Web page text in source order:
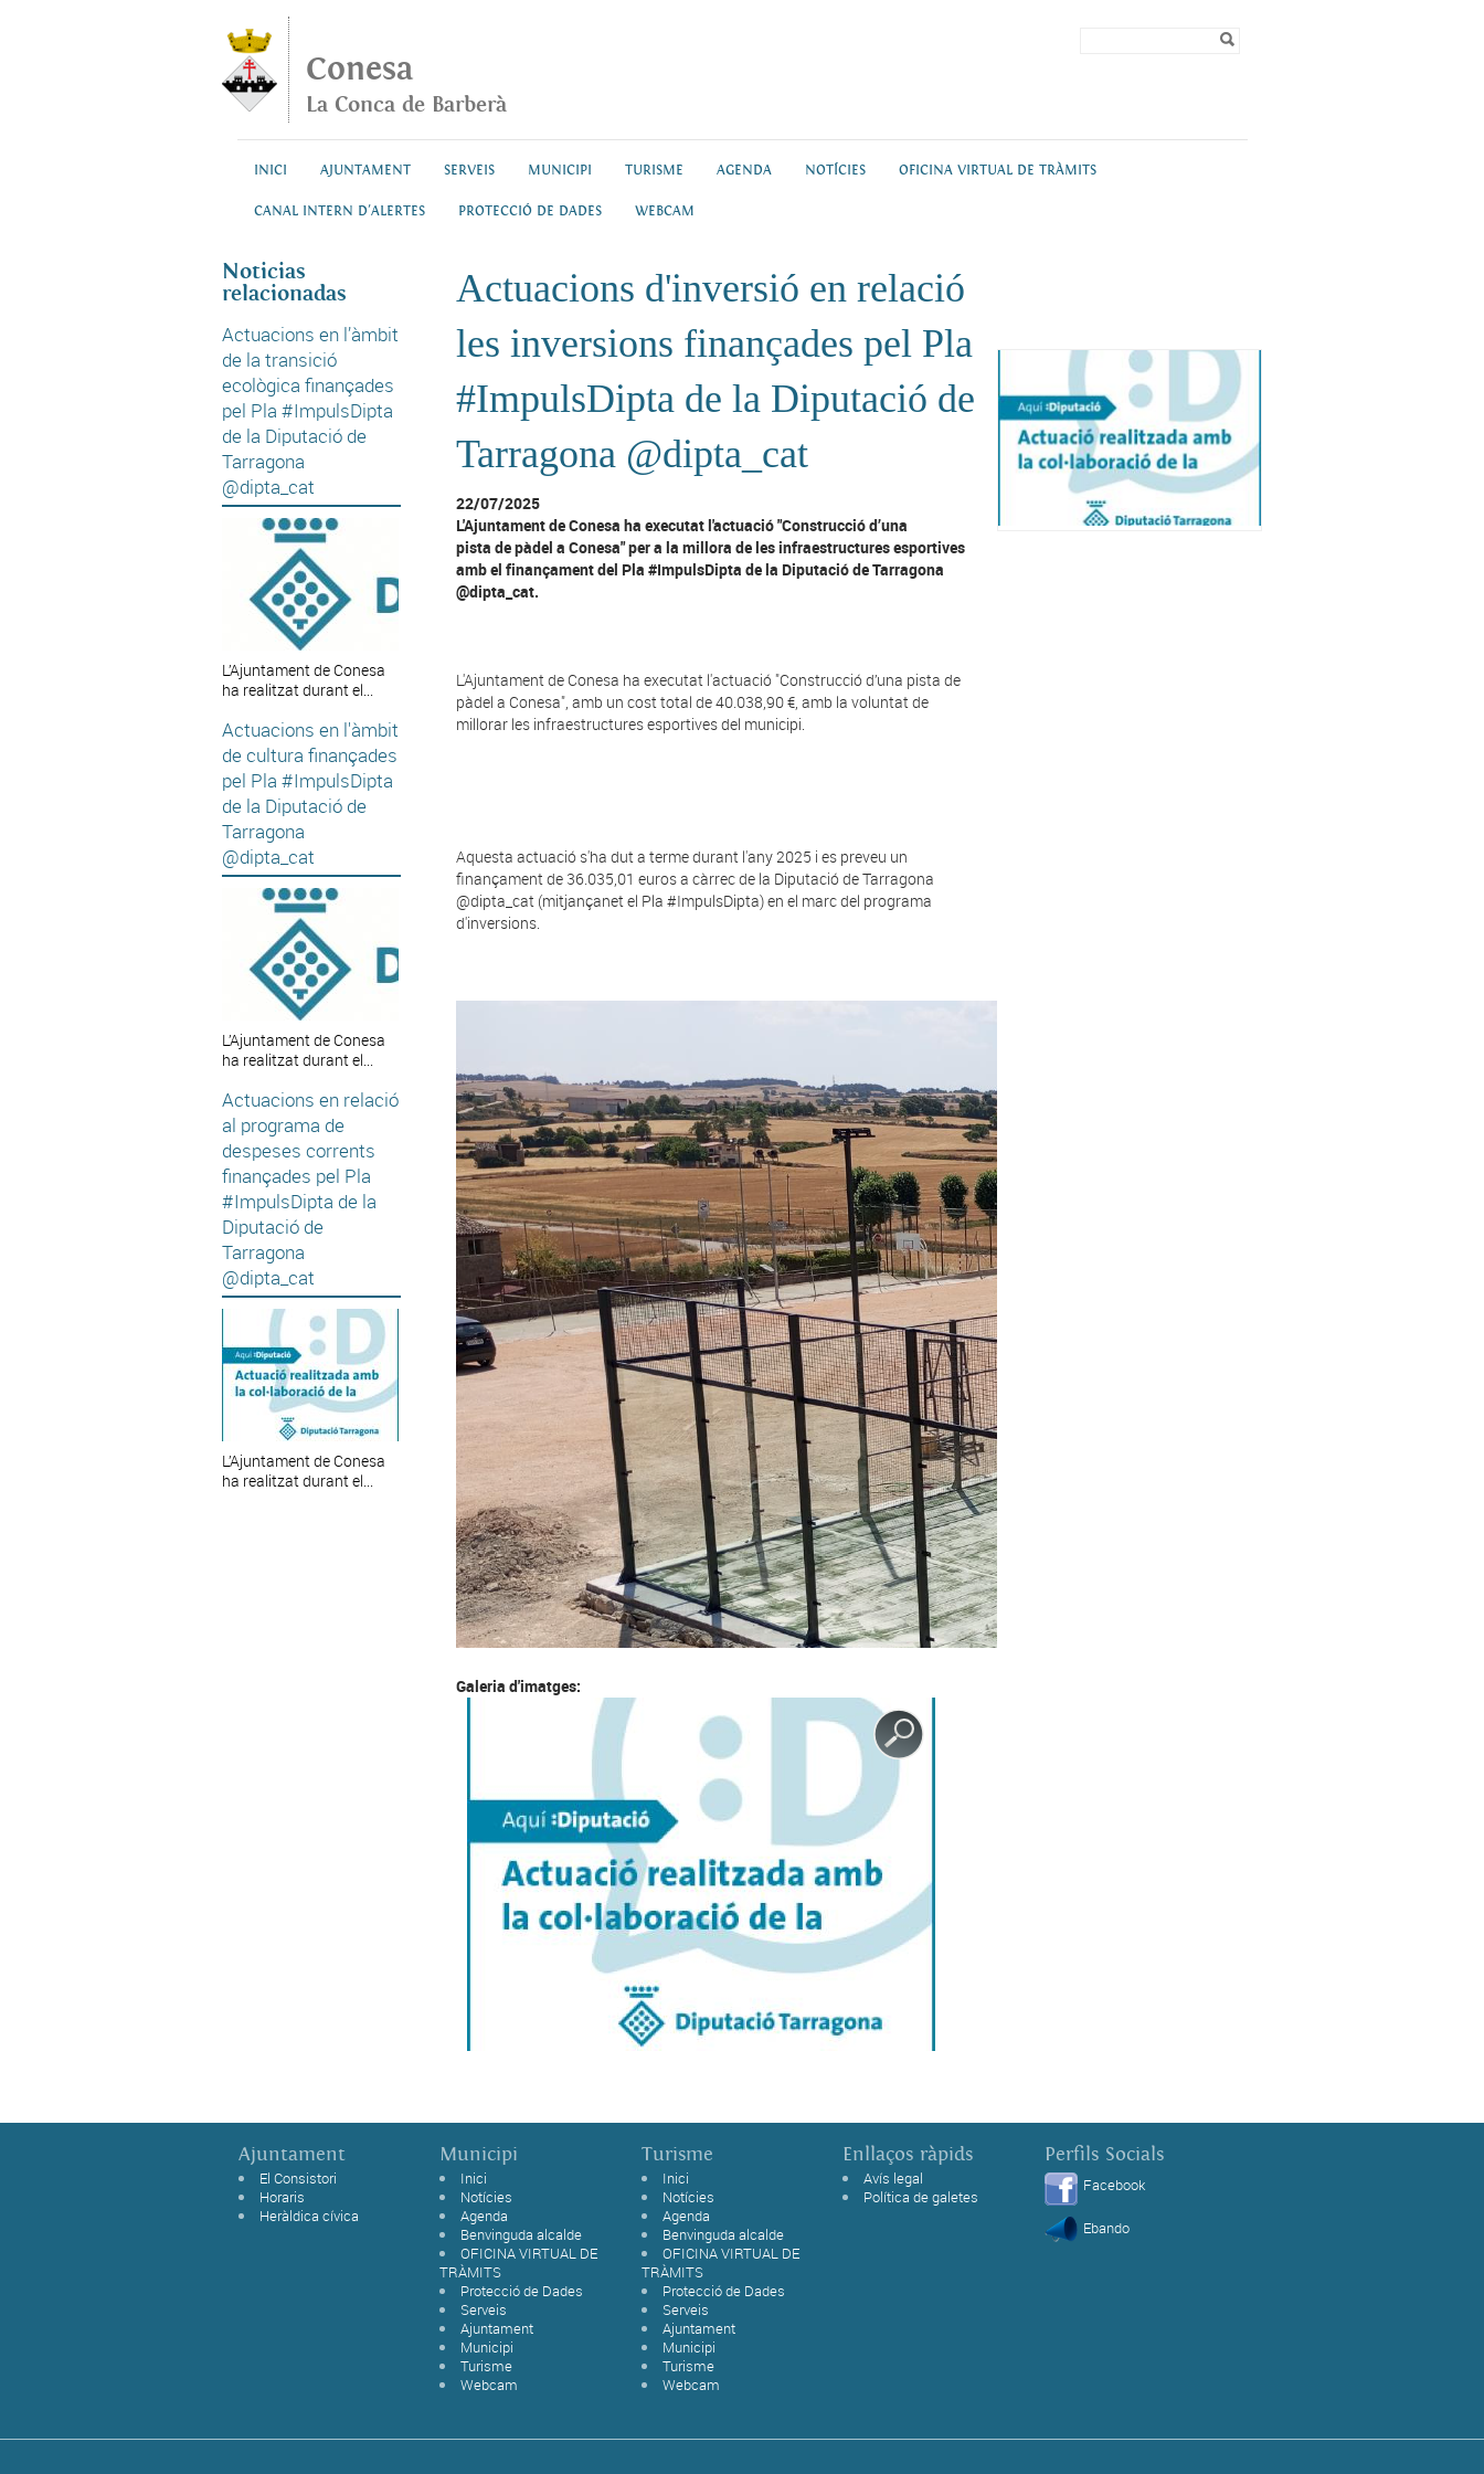
Conesa
La Conca de Barberà
INICI AJUNTAMENT SERVEIS MUNICIPI TURISME AGENDA NOTÍCIES OFICINA VIRTUAL DE TRÀMITS
CANAL INTERN D'ALERTES PROTECCIÓ DE DADES WEBCAM
Noticias
relacionadas
Actuacions en l’àmbit
de la transició
ecològica finançades
pel Pla #ImpulsDipta
de la Diputació de
Tarragona
@dipta_cat
L’Ajuntament de Conesa
ha realitzat durant el...
Actuacions en l'àmbit
de cultura finançades
pel Pla #ImpulsDipta
de la Diputació de
Tarragona
@dipta_cat
L’Ajuntament de Conesa
ha realitzat durant el...
Actuacions en relació
al programa de
despeses corrents
finançades pel Pla
#ImpulsDipta de la
Diputació de
Tarragona
@dipta_cat
L’Ajuntament de Conesa
ha realitzat durant el...
Actuacions d'inversió en relació
les inversions finançades pel Pla
#ImpulsDipta de la Diputació de
Tarragona @dipta_cat
22/07/2025
L'Ajuntament de Conesa ha executat l'actuació "Construcció d’una
pista de pàdel a Conesa" per a la millora de les infraestructures esportives
amb el finançament del Pla #ImpulsDipta de la Diputació de Tarragona
@dipta_cat.
L'Ajuntament de Conesa ha executat l'actuació "Construcció d’una pista de
pàdel a Conesa", amb un cost total de 40.038,90 €, amb la voluntat de
millorar les infraestructures esportives del municipi.
Aquesta actuació s'ha dut a terme durant l'any 2025 i es preveu un
finançament de 36.035,01 euros a càrrec de la Diputació de Tarragona
@dipta_cat (mitjançanet el Pla #ImpulsDipta) en el marc del programa
d'inversions.
Galeria d'imatges:
Ajuntament
El Consistori
Horaris
Heràldica cívica
Municipi
Inici
Notícies
Agenda
Benvinguda alcalde
OFICINA VIRTUAL DE
TRÀMITS
Protecció de Dades
Serveis
Ajuntament
Municipi
Turisme
Webcam
Turisme
Inici
Notícies
Agenda
Benvinguda alcalde
OFICINA VIRTUAL DE
TRÀMITS
Protecció de Dades
Serveis
Ajuntament
Municipi
Turisme
Webcam
Enllaços ràpids
Avís legal
Política de galetes
Perfils Socials
Facebook
Ebando